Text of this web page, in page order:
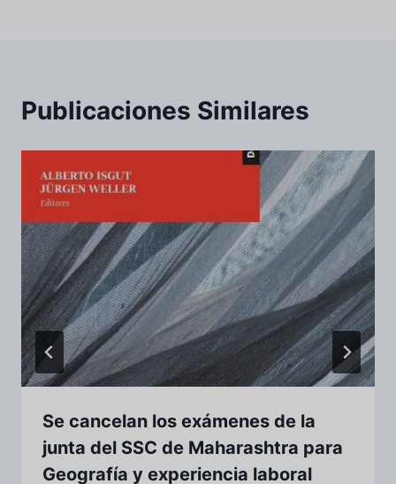
Publicaciones Similares
Se cancelan los exámenes de la
junta del SSC de Maharashtra para
Geografía y experiencia laboral